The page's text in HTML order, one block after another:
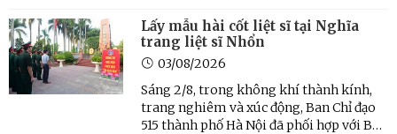
triển khai công tác lấy mẫu hài cốt liệt sĩ
còn thiếu thông tin để phục vụ giám
định ADN tại Nghĩa trang ...
Lấy mẫu hài cốt liệt sĩ tại Nghĩa
trang liệt sĩ Nhổn
03/08/2026
Sáng 2/8, trong không khí thành kính,
trang nghiêm và xúc động, Ban Chỉ đạo
515 thành phố Hà Nội đã phối hợp với Bộ